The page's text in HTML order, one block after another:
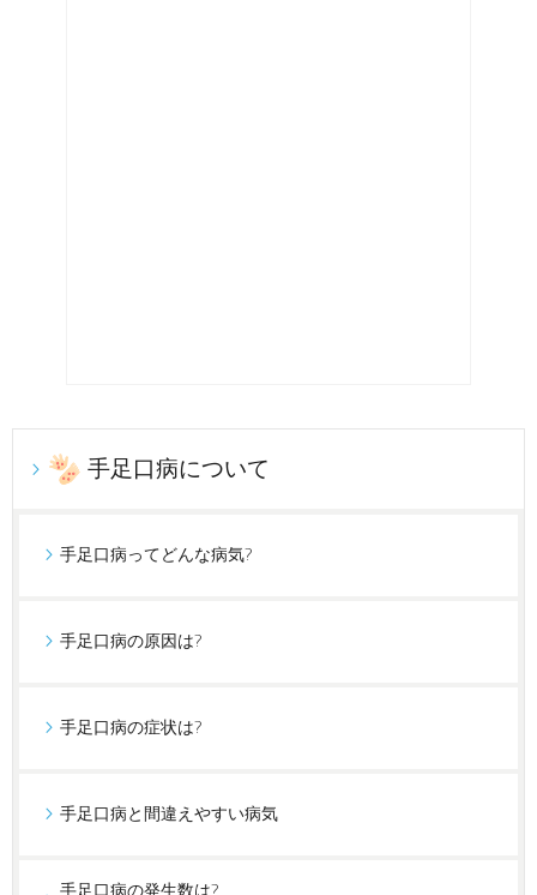
手足口病について
手足口病ってどんな病気?
手足口病の原因は?
手足口病の症状は?
手足口病と間違えやすい病気
手足口病の発生数は?